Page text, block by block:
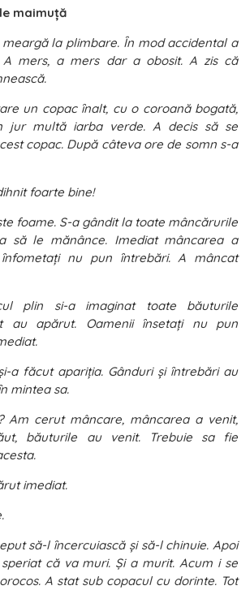
maimuță
meargă la plimbare. Ȋn mod accidental a
A mers, a mers dar a obosit. A zis că
un copac ȋnalt, cu o coroană bogată,
jur multă iarba verde. A decis să se
copac. După câteva ore de somn s-a
foarte bine!
foame. S-a gândit la toate mâncărurile
să le mănânce. Imediat mâncarea a
nu pun ȋntrebări. A mâncat
plin si-a imaginat toate băuturile
au apărut. Oamenii ȋnsetați nu pun
a făcut apariția. Gânduri şi ȋntrebări au
mintea sa.
Am cerut mâncare, mâncarea a venit,
băuturile au venit. Trebuie sa fie
imediat.
să-l ȋncercuiască şi să-l chinuie. Apoi
că va muri. Şi a murit. Acum i se
A stat sub copacul cu dorinte. Tot